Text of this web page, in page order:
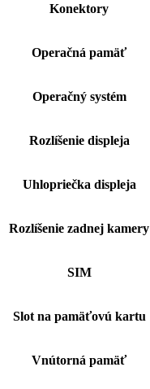
Konektory
Operačná pamäť
Operačný systém
Rozlíšenie displeja
Uhlopriečka displeja
Rozlíšenie zadnej kamery
SIM
Slot na pamäťovú kartu
Vnútorná pamäť